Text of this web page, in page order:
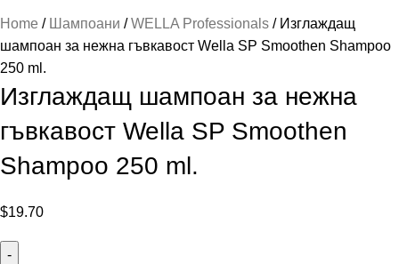
Home Шампоани WELLA Professionals
Изглаждащ
шампоан за нежна гъвкавост Wella SP Smoothen Shampoo
250 ml.
Изглаждащ шампоан за нежна
гъвкавост Wella SP Smoothen
Shampoo 250 ml.
$19.70